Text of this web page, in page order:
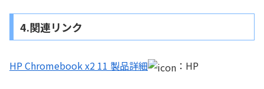
4.関連リンク
HP Chromebook x2 11 製品詳細 ：HP